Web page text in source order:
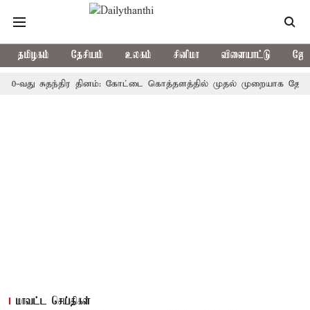
தமிழகம் தேசியம் உலகம் சினிமா விளையாட்டு
சுதந்திர தினம்: கோட்டை கொத்தளத்தில் முதல் முறையாக தேசிய
மாவட்ட செய்திகள்